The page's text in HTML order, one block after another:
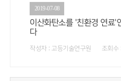
2019-07-08
이산화탄소를 '친환경 연료'
다
작성자 : 고등기술연구원 조회수